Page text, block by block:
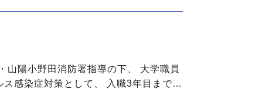
陽小野田消防署指導の下、 大学職員
ス感染症対策として、 入職3年目まで…